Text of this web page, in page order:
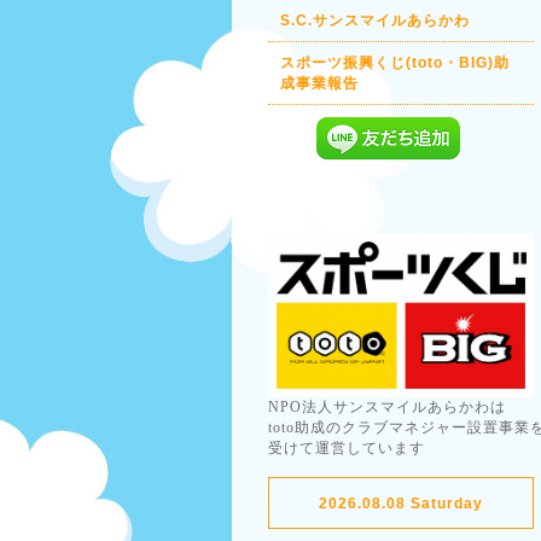
S.C.サンスマイルあらかわ
スポーツ振興くじ(toto・BIG)助
成事業報告
NPO法人サンスマイルあらかわは
toto助成のクラブマネジャー設置事業
受けて運営しています
2026.08.08 Saturday